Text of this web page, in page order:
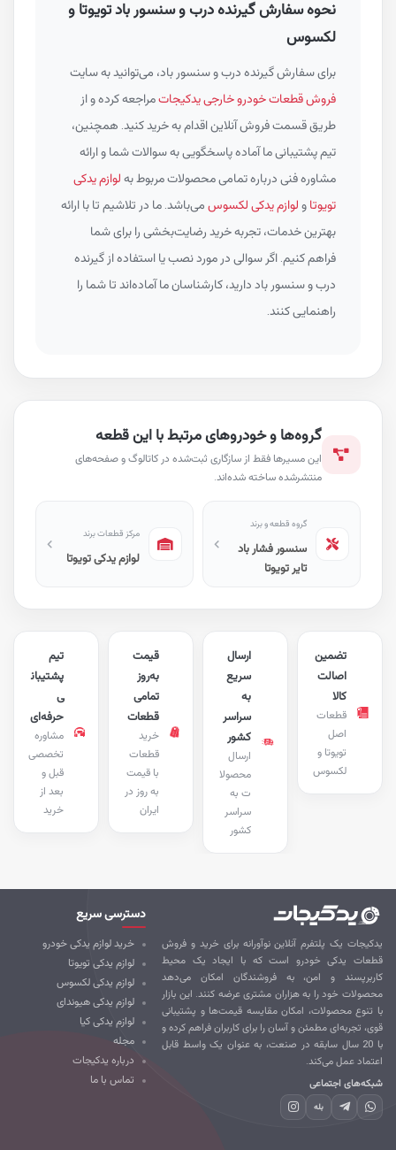
نحوه سفارش گیرنده درب و سنسور باد تویوتا و
لکسوس
برای سفارش گیرنده درب و سنسور باد، می‌توانید به سایت
فروش قطعات خودرو خارجی یدکیجاتمراجعه کرده و از
طریق قسمت فروش آنلاین اقدام به خرید کنید. همچنین،
تیم پشتیبانی ما آماده پاسخگویی به سوالات شما و ارائه
مشاوره فنی درباره تمامی محصولات مربوط بهلوازم یدکی
تویوتاولوازم یدکی لکسوسمی‌باشد. ما در تلاشیم تا با ارائه
بهترین خدمات، تجربه خرید رضایت‌بخشی را برای شما
فراهم کنیم. اگر سوالی در مورد نصب یا استفاده از گیرنده
درب و سنسور باد دارید، کارشناسان ما آماده‌اند تا شما را
راهنمایی کنند.
گروه‌ها و خودروهای مرتبط با این قطعه
این مسیرها فقط از سازگاری ثبت‌شده در کاتالوگ و صفحه‌های
منتشرشده ساخته شده‌اند.
گروه قطعه و برند
سنسور فشار باد
تایر تویوتا
مرکز قطعات برند
لوازم یدکی تویوتا
پشتیبان
حرفه‌ای
مشاوره
تخصصی
قبل و
بعد از
خرید
قیمت
به‌روز
تمامی
قطعات
خرید
قطعات
با قیمت
به روز در
ایران
ارسال
سریع
سراسر
کشور
ارسال
محصولا
ت به
سراسر
کشور
تضمین
اصالت
قطعات
تویوتا و
لکسوس
یک پلتفرم آنلاین نوآورانه برای خرید و فروش
یدکی خودرو است که با ایجاد یک محیط
و امن، به فروشندگان امکان می‌دهد
خود را به هزاران مشتری عرضه کنند. این بازار
تنوع محصولات، امکان مقایسه قیمت‌ها و پشتیبانی
تجربه‌ای مطمئن و آسان را برای کاربران فراهم کرده و
با 20 سال سابقه در صنعت، به عنوان یک واسط قابل
عمل می‌کند.
اجتماعی
بله
دسترسی سریع
خرید لوازم یدکی خودرو
لوازم یدکی تویوتا
لوازم یدکی لکسوس
لوازم یدکی هیوندای
لوازم یدکی کیا
مجله
درباره یدکیجات
تماس با ما